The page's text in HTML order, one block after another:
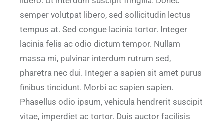
semper volutpat libero, sed sollicitudin lectus
tempus at. Sed congue lacinia tortor. Integer
lacinia felis ac odio dictum tempor. Nullam
massa mi, pulvinar interdum rutrum sed,
pharetra nec dui. Integer a sapien sit amet purus
finibus tincidunt. Morbi ac sapien sapien.
Phasellus odio ipsum, vehicula hendrerit suscipit
vitae, imperdiet ac tortor. Duis auctor facilisis